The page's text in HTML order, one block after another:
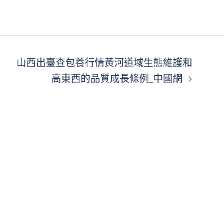
山西出臺查包養行情黃河道域生態維護和
高東西的品質成長條例_中國網